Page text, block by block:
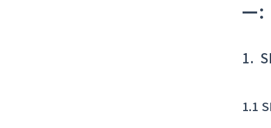
一
1.
1.1